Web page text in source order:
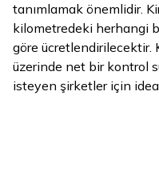
tanımlamak önemlidir.
kilometredeki herhangi
göre ücretlendirilecektir.
üzerinde net bir kontrol
isteyen şirketler için